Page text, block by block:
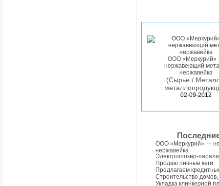
ООО
нержавеющий
нержавейка
(Сырье /
02-09-2012
ООО «Меркурий» —
нержавейка
Электрошокер-
Продаю пивные кеги
Предлагаем
Строительство
Укладка клинкерной